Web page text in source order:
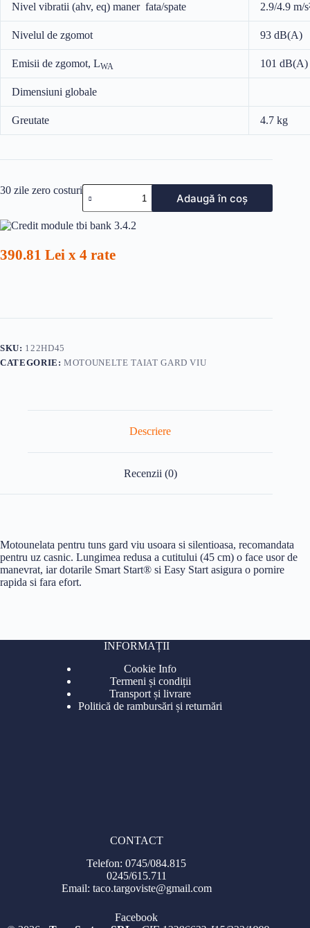
Nivel vibratii (ahv, eq) maner fata/spate 2.9/4.9 m/
Nivelul de zgomot 93 dB(A)
Emisii de zgomot, LWA 101 dB(A)
Dimensiuni globale
Greutate 4.7 kg
Cantitate
MOTOUNEALTA
GARD
VIU
Adaugă în coș
30 zile zero costuri
390.81 Lei x 4 rate
SKU: 122HD45
CATEGORIE:MOTOUNELTE TAIAT GARD VIU
Descriere
Recenzii (0)
Motounelata pentru tuns gard viu usoara si silentioasa, recomandata
pentru uz casnic. Lungimea redusa a cutitului (45 cm) o face usor de
manevrat, iar dotarile Smart Start® si Easy Start asigura o pornire
rapida si fara efort.
INFORMAȚII
Cookie Info
Termeni și condiții
Transport și livrare
Politică de rambursări și returnări
CONTACT
Telefon: 0745/084.815
0245/615.711
Email: taco.targoviste@gmail.com
Facebook